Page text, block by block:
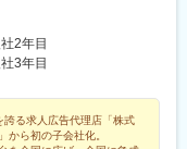
2年目
3年目
る求人広告代理店「株式
から初の子会社化。